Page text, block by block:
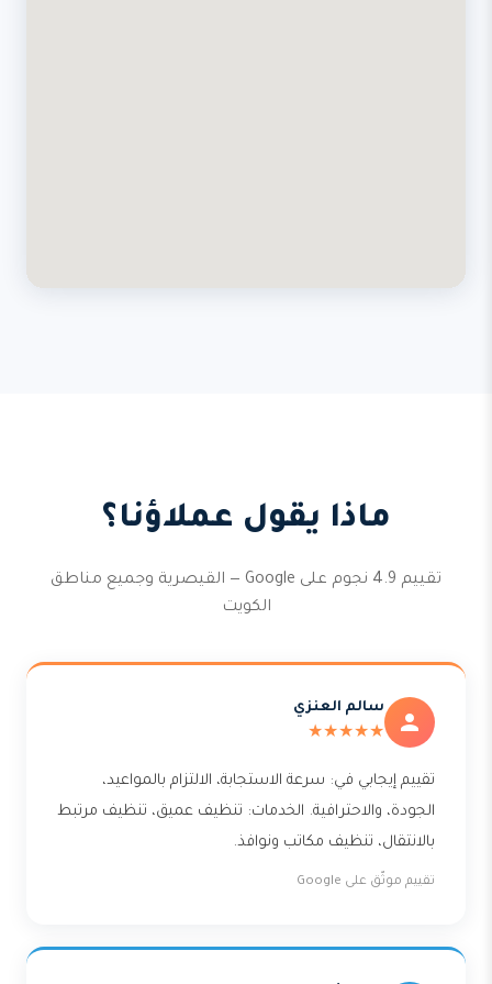
ماذا يقول عملاؤنا؟
تقييم 4.9 نجوم على Google — القيصرية وجميع مناطق
الكويت
سالم العنزي
★★★★★
تقييم إيجابي في: سرعة الاستجابة، الالتزام بالمواعيد،
الجودة، والاحترافية. الخدمات: تنظيف عميق، تنظيف مرتبط
بالانتقال، تنظيف مكاتب ونوافذ.
تقييم موثّق على Google